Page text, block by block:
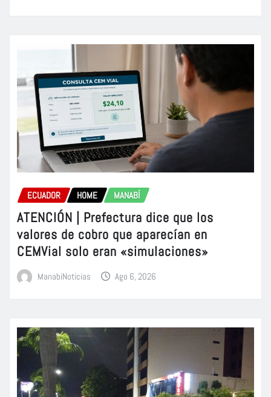
ECUADOR HOME MANABÍ
ATENCIÓN | Prefectura dice que los
valores de cobro que aparecían en
CEMVial solo eran «simulaciones»
ManabiNoticias Ago 6, 2026